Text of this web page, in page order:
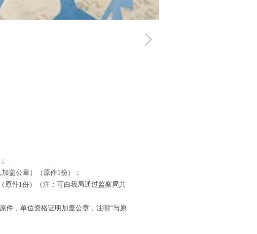
ꁇ
盖公章）（原件1份）；
原件1份）（注：可由我局通过监察局共
件，单位资格证明加盖公章，注明“与原